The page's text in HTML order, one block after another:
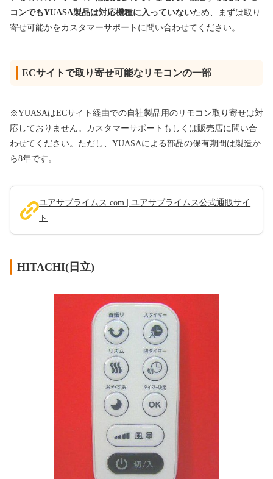
コンでもYUASA製品は対応機種に入っていないため、まずは取り
寄せ可能かをカスタマーサポートに問い合わせてください。
ECサイトで取り寄せ可能なリモコンの一部
※YUASAはECサイト経由での自社製品用のリモコン取り寄せは対
応しておりません。カスタマーサポートもしくは販売店に問い合
わせてください。ただし、YUASAによる部品の保有期間は製造か
ら8年です。
ユアサプライムス.com | ユアサプライムス公式通販サイ
ト
HITACHI(日立)